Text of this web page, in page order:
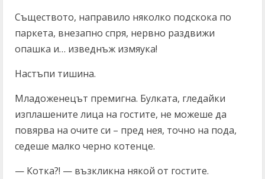
Съществото, направило няколко подскока по
паркета, внезапно спря, нервно раздвижи
опашка и… изведнъж измяука!
Настъпи тишина.
Младоженецът премигна. Булката, гледайки
изплашените лица на гостите, не можеше да
повярва на очите си – пред нея, точно на пода,
седеше малко черно котенце.
— Котка?! — възкликна някой от гостите.